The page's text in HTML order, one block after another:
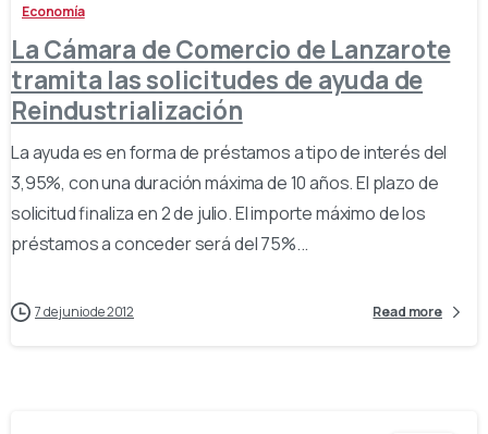
Economía
La Cámara de Comercio de Lanzarote
tramita las solicitudes de ayuda de
Reindustrialización
La ayuda es en forma de préstamos a tipo de interés del
3,95%, con una duración máxima de 10 años. El plazo de
solicitud finaliza en 2 de julio. El importe máximo de los
préstamos a conceder será del 75%...
7 de junio de 2012 Read more